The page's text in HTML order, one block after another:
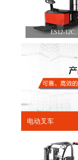
ES12-12C...
电动叉车